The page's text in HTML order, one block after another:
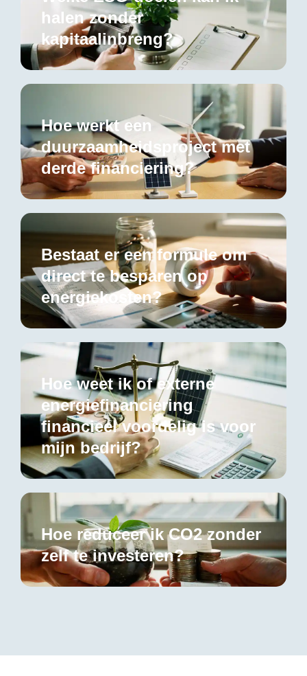
halen zonder
kapitaalinbreng?
Hoe werkt een
duurzaamheidsproject met
derde financiering?
Bestaat er een formule om
direct te besparen op
energiekosten?
Hoe weet ik of externe
energiefinanciering
financieel voordelig is voor
mijn bedrijf?
Hoe reduceer ik CO2 zonder
zelf te investeren?